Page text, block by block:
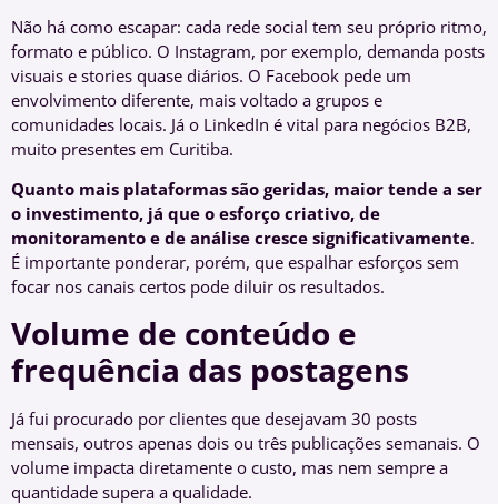
Não há como escapar: cada rede social tem seu próprio ritmo,
formato e público. O Instagram, por exemplo, demanda posts
visuais e stories quase diários. O Facebook pede um
envolvimento diferente, mais voltado a grupos e
comunidades locais. Já o LinkedIn é vital para negócios B2B,
muito presentes em Curitiba.
Quanto mais plataformas são geridas, maior tende a ser
o investimento, já que o esforço criativo, de
monitoramento e de análise cresce significativamente.
É importante ponderar, porém, que espalhar esforços sem
focar nos canais certos pode diluir os resultados.
Volume de conteúdo e
frequência das postagens
Já fui procurado por clientes que desejavam 30 posts
mensais, outros apenas dois ou três publicações semanais. O
volume impacta diretamente o custo, mas nem sempre a
quantidade supera a qualidade.